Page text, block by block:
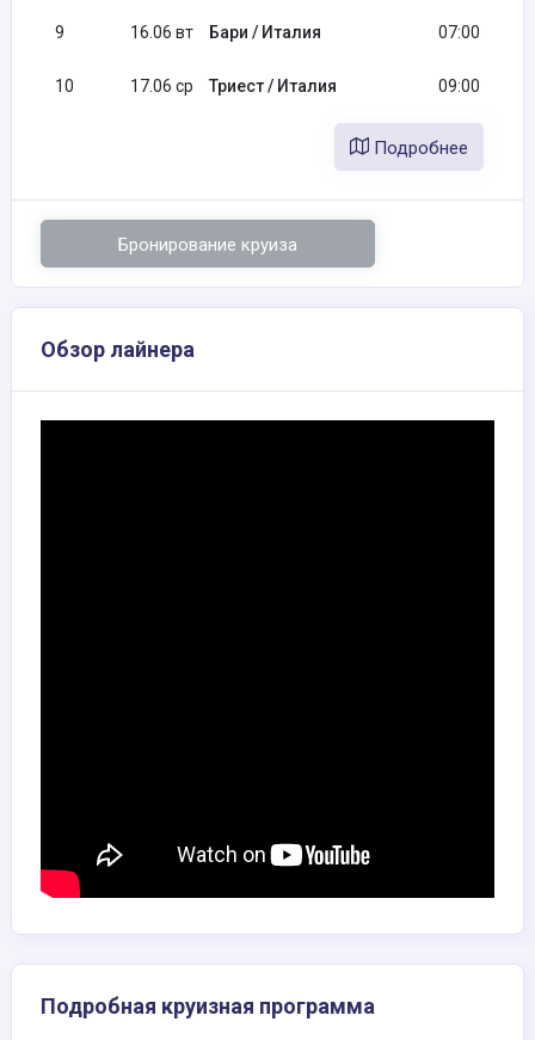
9 16.06 вт Бари / Италия 07:00
10 17.06 ср Триест / Италия 09:00
Подробнее
Бронирование круиза
Обзор лайнера
Подробная круизная программа